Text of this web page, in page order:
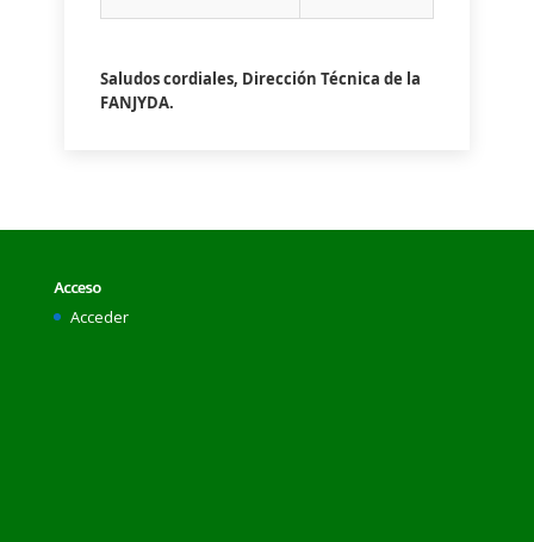
Saludos cordiales, Dirección Técnica de la
FANJYDA.
Acceso
Acceder